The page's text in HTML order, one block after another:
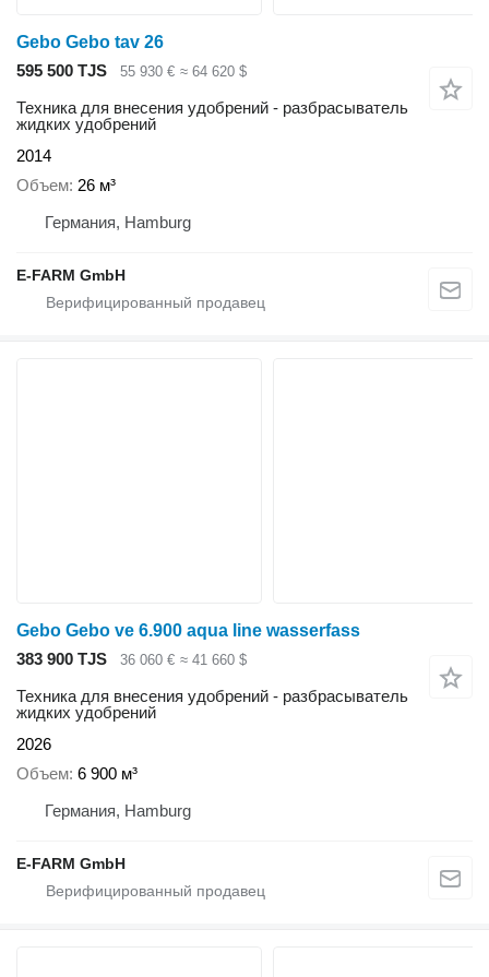
Gebo Gebo tav 26
595 500 TJS
55 930 € ≈ 64 620 $
Техника для внесения удобрений - разбрасыватель
жидких удобрений
2014
Объем 26 м³
Германия, Hamburg
E-FARM GmbH
Gebo Gebo ve 6.900 aqua line wasserfass
383 900 TJS
36 060 € ≈ 41 660 $
Техника для внесения удобрений - разбрасыватель
жидких удобрений
2026
Объем 6 900 м³
Германия, Hamburg
E-FARM GmbH